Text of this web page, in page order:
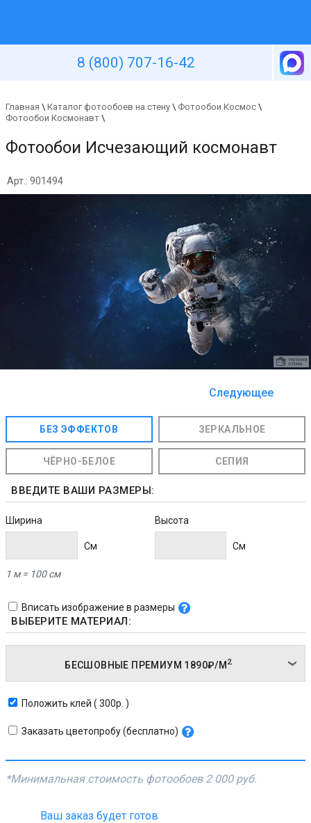
8 (800) 707-16-42
Главная \ Каталог фотообоев на стену \ Фотообои Космос \
Фотообои Космонавт \
Фотообои Исчезающий космонавт
Арт.: 901494
Следующее
БЕЗ ЭФФЕКТОВ ЗЕРКАЛЬНОЕ
ЧЁРНО-БЕЛОЕ СЕПИЯ
ВВЕДИТЕ ВАШИ РАЗМЕРЫ:
Ширина
Cм
Высота
Cм
1 м = 100 см
Вписать изображение в размеры
ВЫБЕРИТЕ МАТЕРИАЛ:
БЕСШОВНЫЕ ПРЕМИУМ 1890₽/М 2
Положить клей ( 300р. )
Заказать цветопробу (бесплатно)
*Минимальная стоимость фотообоев 2 000 руб.
Ваш заказ будет готов